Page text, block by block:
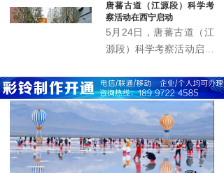
办。演唱会立足丰富群众
精神文化生活、推动文旅
深度融合、激发城市消费
标准服务、高效能保障，
为市民及游客呈现了一场
音乐盛宴，展现了高原古
城西宁的城市魅力与开放
形象。
唐蕃古道（江源段）科学考
察活动在西宁启动
5月24日，唐蕃古道（江
源段）科学考察活动启动
活动由青海极地自然资源
调查研究院与杂多县政协
主办，旨在重走千年古
道，探寻历史遗存，传承
民族团结精神，推动唐蕃
古道与三江源生态文化综